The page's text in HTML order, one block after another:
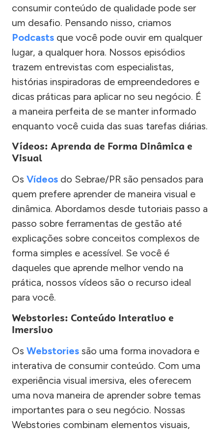
consumir conteúdo de qualidade pode ser
um desafio. Pensando nisso, criamos
Podcasts que você pode ouvir em qualquer
lugar, a qualquer hora. Nossos episódios
trazem entrevistas com especialistas,
histórias inspiradoras de empreendedores e
dicas práticas para aplicar no seu negócio. É
a maneira perfeita de se manter informado
enquanto você cuida das suas tarefas diárias.
Vídeos: Aprenda de Forma Dinâmica e
Visual
Os Vídeos do Sebrae/PR são pensados para
quem prefere aprender de maneira visual e
dinâmica. Abordamos desde tutoriais passo a
passo sobre ferramentas de gestão até
explicações sobre conceitos complexos de
forma simples e acessível. Se você é
daqueles que aprende melhor vendo na
prática, nossos vídeos são o recurso ideal
para você.
Webstories: Conteúdo Interativo e
Imersivo
Os Webstories são uma forma inovadora e
interativa de consumir conteúdo. Com uma
experiência visual imersiva, eles oferecem
uma nova maneira de aprender sobre temas
importantes para o seu negócio. Nossas
Webstories combinam elementos visuais,